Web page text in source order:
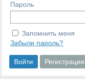
Пароль
Запомнить меня
Забыли пароль?